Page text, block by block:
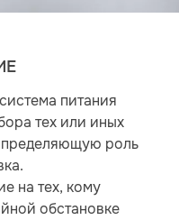
питания
тех или иных
роль
на тех, кому
обстановке